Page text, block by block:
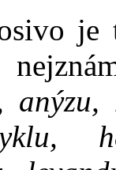
anýzu,